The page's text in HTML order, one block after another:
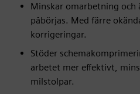
Minskar omarbetning och
påbörjas. Med färre
korrigeringar.
Stöder
arbetet mer effektivt,
milstolpar.